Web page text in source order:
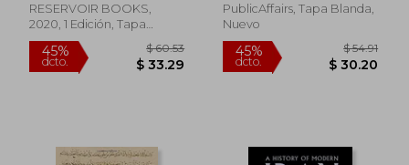
RESERVOIR BOOKS,
2020, 1 Edición, Tapa
Blanda, Nuevo
PublicAffairs, Tapa Blanda,
Nuevo